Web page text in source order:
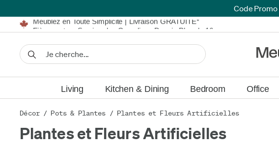
Code Promo
Fièrement au Service des Canadiens Depuis Plus de 16 ans
Nous Égalerons ou Battrons Tout Prix Annoncé*
Financement disponible à partir de 0 % TAEG.Détails.
Meublez en Toute Simplicité | Livraison GRATUITE*
Fièrement au Service des Canadiens Depuis Plus de 16 ans
Living Kitchen & Dining Bedroom Office
Décor/ Pots & Plantes / Plantes et Fleurs Artificielles
Plantes et Fleurs Artificielles